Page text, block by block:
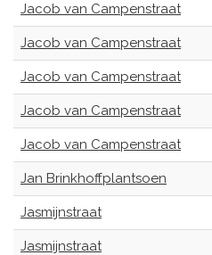
Jacob van Campenstraat
Jacob van Campenstraat
Jacob van Campenstraat
Jacob van Campenstraat
Jacob van Campenstraat
Jan Brinkhoffplantsoen
Jasmijnstraat
Jasmijnstraat